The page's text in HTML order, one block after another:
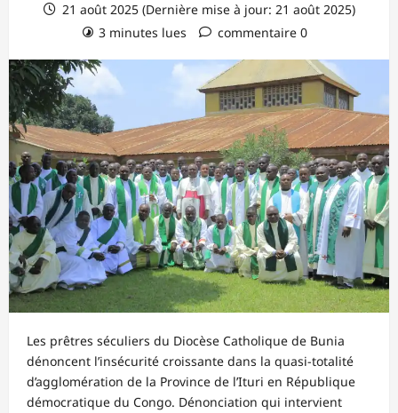
21 août 2025 (Dernière mise à jour: 21 août 2025)
3 minutes lues
commentaire 0
Les prêtres séculiers du Diocèse Catholique de Bunia
dénoncent l’insécurité croissante dans la quasi-totalité
d’agglomération de la Province de l’Ituri en République
démocratique du Congo. Dénonciation qui intervient